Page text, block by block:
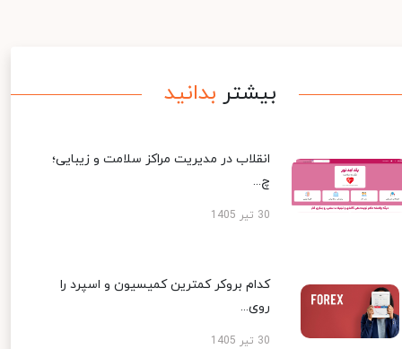
بیشتر بدانید
انقلاب در مدیریت مراکز سلامت و زیبایی؛
چ...
30 تیر 1405
کدام بروکر کمترین کمیسیون و اسپرد را
روی...
30 تیر 1405